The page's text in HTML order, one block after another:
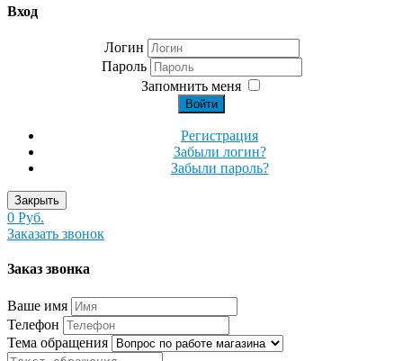
Вход
Логин
Пароль
Запомнить меня
Войти
Регистрация
Забыли логин?
Забыли пароль?
Закрыть
0 Руб.
Заказать звонок
Заказ звонка
Ваше имя
Телефон
Тема обращения